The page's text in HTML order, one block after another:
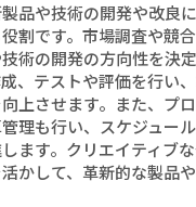
品や技術の開発や改良
割です。市場調査や競
術の開発の方向性を決
、テストや評価を行い
上させます。また、プ
理も行い、スケジュー
ます。クリエイティブ
かして、革新的な製品